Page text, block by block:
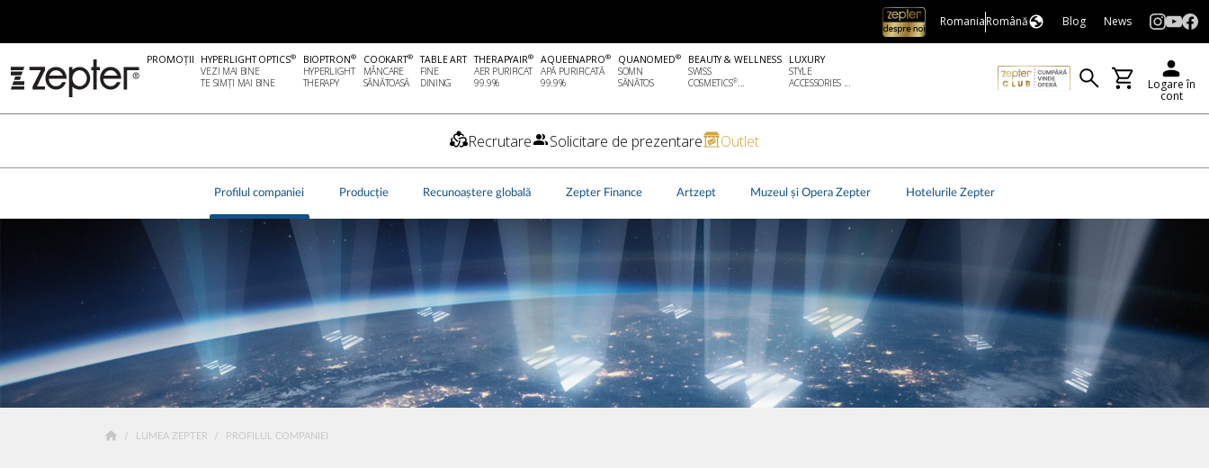
RomaniaRomână Blog News
PROMOȚII HYPERLIGHT OPTICS®
VEZI MAI BINE
TE SIMȚI MAI BINE
BIOPTRON®
HYPERLIGHT
THERAPY
COOKART®
MÂNCARE
SĂNĂTOASĂ
TABLE ART
FINE
DINING
THERAPYAIR®
AER PURIFICAT
99.9%
AQUEENAPRO®
APĂ PURIFICATĂ
99.9%
QUANOMED®
SOMN
SĂNĂTOS
BEAUTY & WELLNESS
SWISS
COSMETICS®...
LUXURY
STYLE
ACCESSORIES ...
Logare în
cont
Recrutare Solicitare de prezentare Outlet
Profilul companiei Producție Recunoaștere globală Zepter Finance Artzept Muzeul și Opera Zepter Hotelurile Zepter
LUMEA ZEPTER PROFILUL COMPANIEI